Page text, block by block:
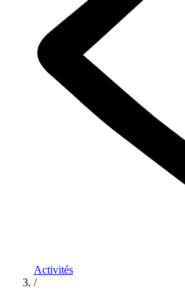
Activités
/